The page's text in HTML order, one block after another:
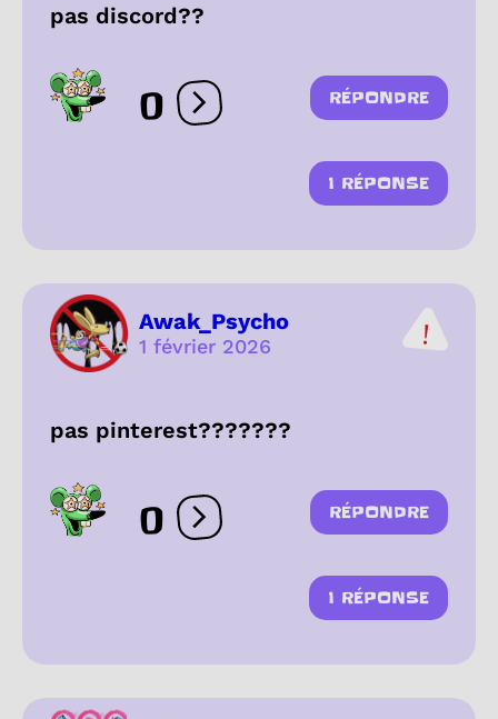
pas discord??
0 Ouvrir les réactions
RÉPONDRE
1 RÉPONSE
Awak_Psycho
1 février 2026
pas pinterest???????
0 Ouvrir les réactions
RÉPONDRE
1 RÉPONSE